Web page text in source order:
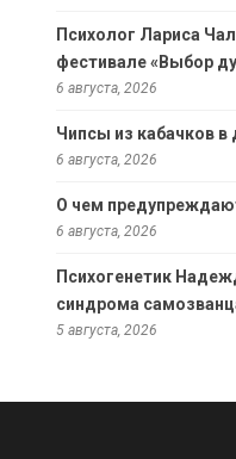
Психолог Лариса
фестивале «Выбор
6 августа, 2026
Чипсы из кабачков в
6 августа, 2026
О чем
6 августа, 2026
Психогенетик
синдрома
5 августа, 2026